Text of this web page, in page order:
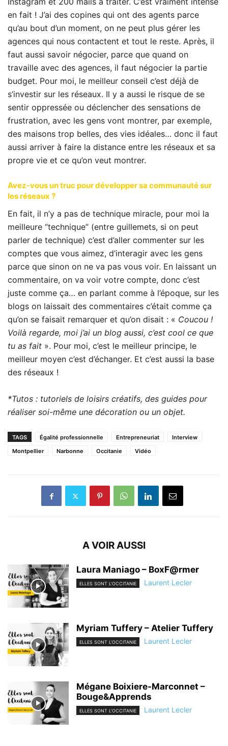
en fait ! J’ai des copines qui ont des agents parce
qu’au bout d’un moment, on ne peut plus gérer les
agences qui nous contactent et tout le reste. Après, il
faut aussi savoir négocier, parce que quand on
travaille avec des agences, il faut négocier la partie
budget. Pour moi, le meilleur conseil c’est déjà de
s’investir sur les réseaux. Il y a aussi le risque de se
sentir oppressée ou déclencher des sensations de
frustration, avec les gens vont montrer, par exemple,
des maisons trop belles, des vies idéales… donc il faut
aussi arriver à faire la distance entre les réseaux et sa
propre vie et ce qu’on veut montrer.
Avez-vous un truc pour développer sa communauté sur
les réseaux ?
En fait, il n’y a pas de technique miracle, pour moi la
meilleure “technique” (entre guillemets, si on peut
parler de technique) c’est d’aller commenter sur les
comptes que vous aimez, d’interagir avec les gens
parce que sinon on ne va pas vous voir. En laissant un
commentaire, on va voir votre compte, donc c’est
juste comme ça… en parlant comme à l’époque, sur les
blogs on laissait des commentaires c’était comme ça
qu’on se faisait remarquer et qu’on disait : « Coucou !
Voilà regarde, moi j’ai un blog aussi, c’est cool ce que
tu as fait ». Pour moi, c’est le meilleur principe, le
meilleur moyen c’est d’échanger. Et c’est aussi la base
des réseaux !
*Tutos : tutoriels de loisirs créatifs, des guides pour
réaliser soi-même une décoration ou un objet.
TAGS Égalité professionnelle Entrepreneuriat
Interview
Montpellier
Narbonne Occitanie Vidéo
A VOIR AUSSI
Laura Maniago – BoxF@rmer
ELLES SONT L'OCCITANIE Laurent Lecler
Myriam Tuffery – Atelier Tuffery
ELLES SONT L'OCCITANIE Laurent Lecler
Mégane Boixiere-Marconnet –
Bouge&Apprends
ELLES SONT L'OCCITANIE Laurent Lecler